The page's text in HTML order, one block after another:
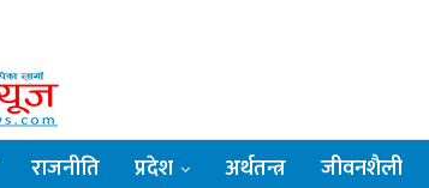
राजनीति प्रदेश अर्थतन्त्र जीवनशैली